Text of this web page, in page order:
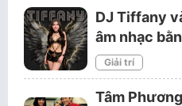
DJ Tiffany
âm nhạc
Giải trí
Tâm